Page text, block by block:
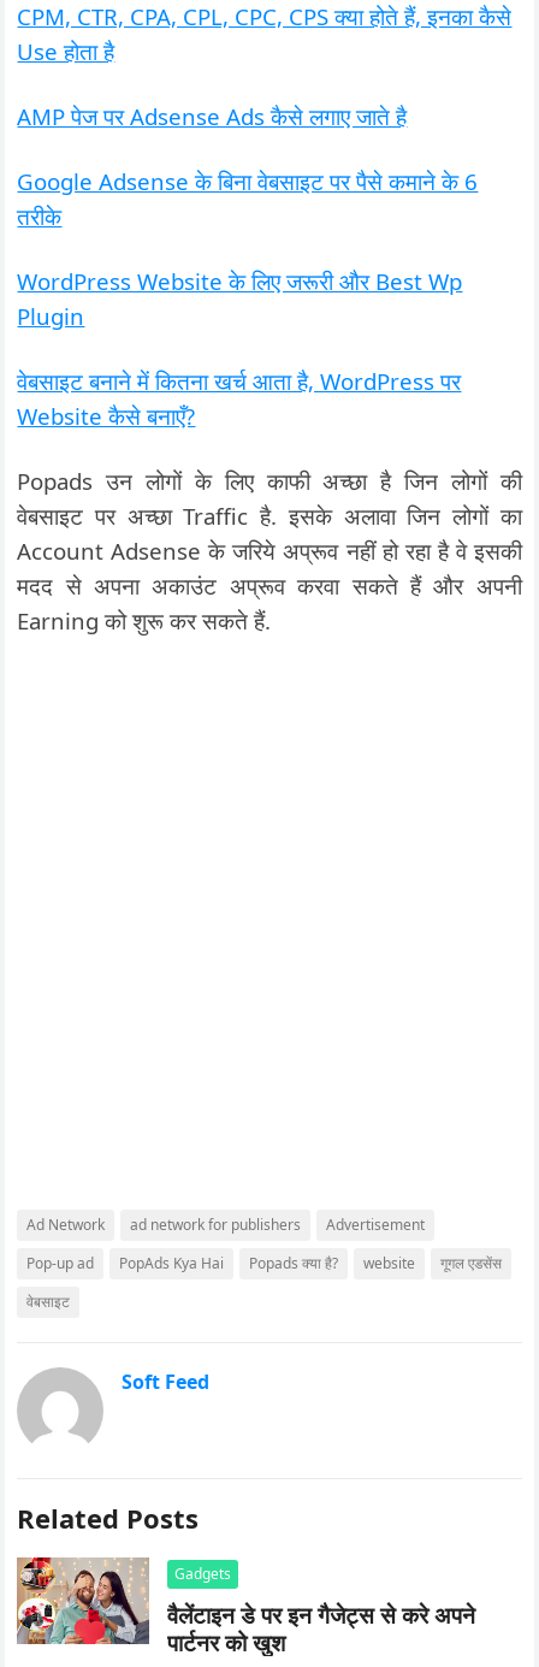
CPM, CTR, CPA, CPL, CPC, CPS क्या होते हैं, इनका कैसे
Use होता है
AMP पेज पर Adsense Ads कैसे लगाए जाते है
Google Adsense के बिना वेबसाइट पर पैसे कमाने के 6
तरीके
WordPress Website के लिए जरूरी और Best Wp
Plugin
वेबसाइट बनाने में कितना खर्च आता है, WordPress पर
Website कैसे बनाएँ?
Popads उन लोगों के लिए काफी अच्छा है जिन लोगों की
वेबसाइट पर अच्छा Traffic है. इसके अलावा जिन लोगों का
Account Adsense के जरिये अप्रूव नहीं हो रहा है वे इसकी
मदद से अपना अकाउंट अप्रूव करवा सकते हैं और अपनी
Earning को शुरू कर सकते हैं.
Ad Network ad network for publishers
Advertisement
Pop-up ad
PopAds Kya Hai Popads क्या है? website
गूगल एडसेंस
वेबसाइट
Soft Feed
Related Posts
Gadgets
वैलेंटाइन डे पर इन गैजेट्स से करे अपने
पार्टनर को खुश